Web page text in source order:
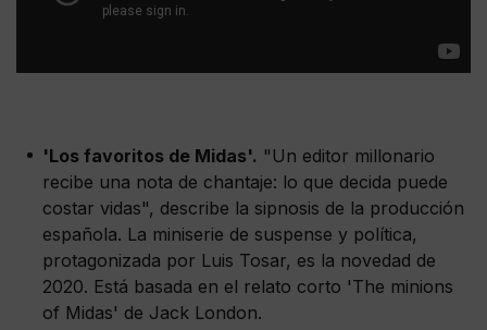
'Los favoritos de Midas'. "Un editor millonario
recibe una nota de chantaje: lo que decida puede
costar vidas", describe la sipnosis de la producción
española. La miniserie de suspense y política,
protagonizada por Luis Tosar, es la novedad de
2020. Está basada en el relato corto 'The minions
of Midas' de Jack London.